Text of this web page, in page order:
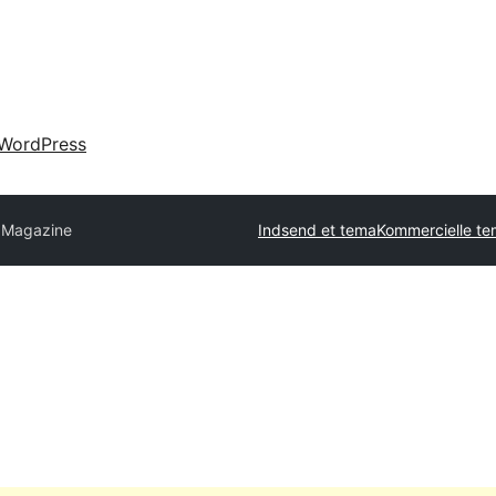
Indsend et temaKommercielle